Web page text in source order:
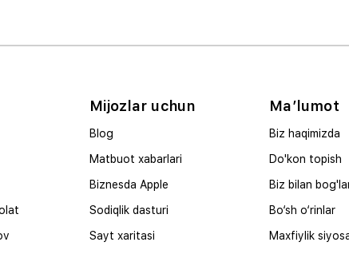
Mijozlar uchun
Blog
Matbuot xabarlari
Biznesda Apple
Sodiqlik dasturi
Sayt xaritasi
Ma’lumot
Biz haqimizda
Do'kon topish
Biz bilan
Bo‘sh o‘rinlar
Maxfiylik